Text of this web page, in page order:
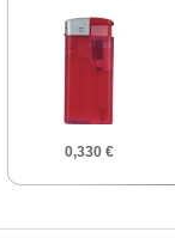
0,330 €